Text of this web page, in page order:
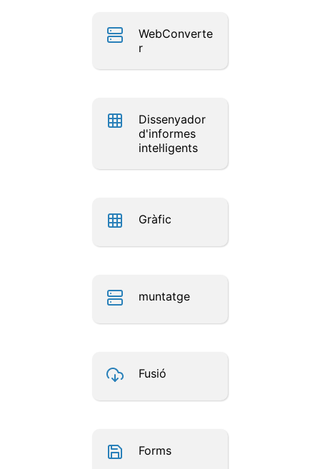
WebConverte
r
Dissenyador
d'informes
intel·ligents
Gràfic
muntatge
Fusió
Forms